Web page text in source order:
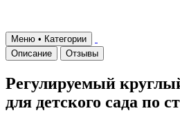
Меню • Категории
Описание
Отзывы
Регулируемый
для детского сада по